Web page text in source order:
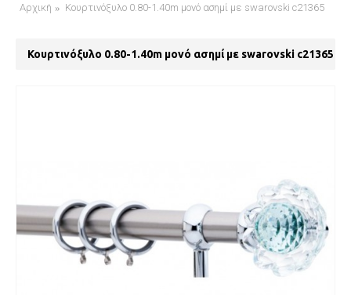
Αρχική Κουρτινόξυλο 0.80-1.40m μονό ασημί με swarovski c21365
Κουρτινόξυλο 0.80-1.40m μονό ασημί με swarovski c21365